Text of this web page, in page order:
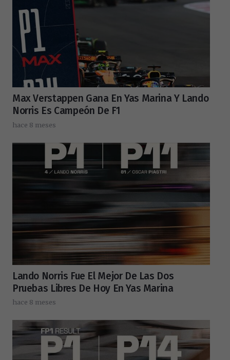
Max Verstappen Gana En Yas Marina Y Lando
Norris Es Campeón De F1
hace 8 meses
Lando Norris Fue El Mejor De Las Dos
Pruebas Libres De Hoy En Yas Marina
hace 8 meses